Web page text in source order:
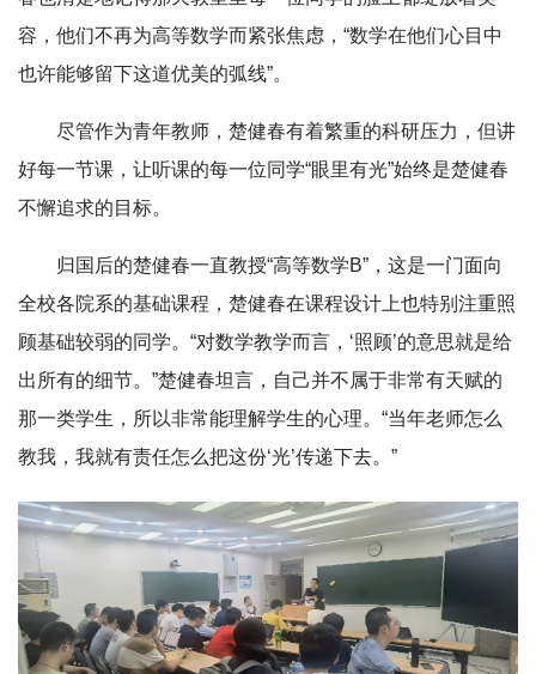
容，他们不再为高等数学而紧张焦虑，“数学在他们心目中
也许能够留下这道优美的弧线”。
尽管作为青年教师，楚健春有着繁重的科研压力，但讲
好每一节课，让听课的每一位同学“眼里有光”始终是楚健春
不懈追求的目标。
归国后的楚健春一直教授“高等数学B”，这是一门面向
全校各院系的基础课程，楚健春在课程设计上也特别注重照
顾基础较弱的同学。“对数学教学而言，‘照顾’的意思就是给
出所有的细节。”楚健春坦言，自己并不属于非常有天赋的
那一类学生，所以非常能理解学生的心理。“当年老师怎么
教我，我就有责任怎么把这份‘光’传递下去。”